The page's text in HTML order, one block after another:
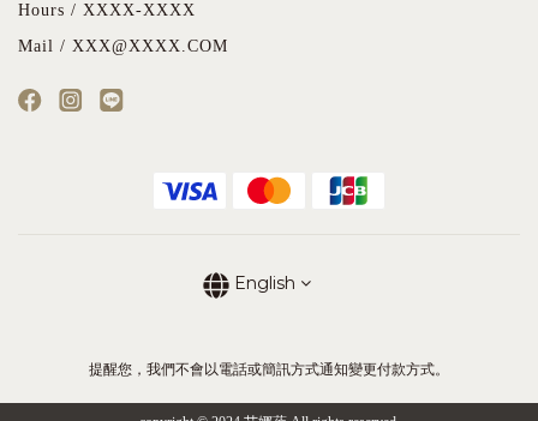
Hours / XXXX-XXXX
Mail / XXX@XXXX.COM
English
提醒您，我們不會以電話或簡訊方式通知變更付款方式。